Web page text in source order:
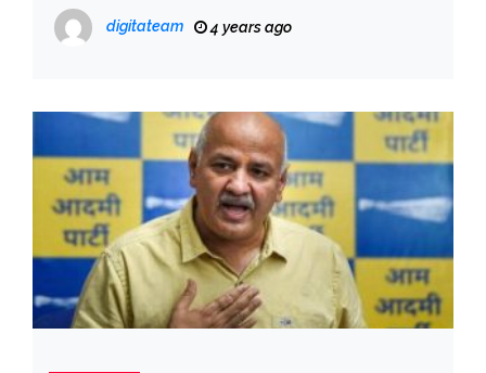
digitateam 4 years ago